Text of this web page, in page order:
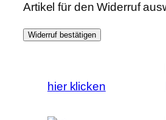
Artikel für den Widerruf
Widerruf bestätigen
hier klicken